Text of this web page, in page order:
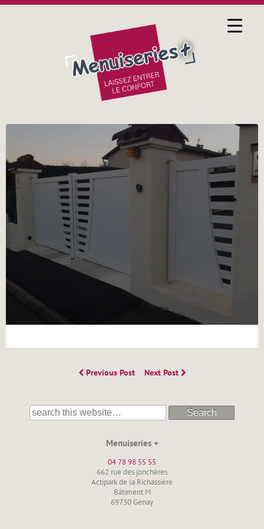
Previous Post Next Post
Search
Menuiseries +
04 78 98 55 55
662 rue des jonchères
Actipark de la Richassière
Bâtiment M
69730 Genay